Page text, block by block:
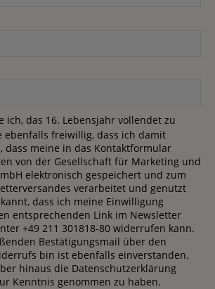
ich, das 16. Lebensjahr vollendet zu
ebenfalls freiwillig, dass ich damit
dass meine in das Kontaktformular
von der Gesellschaft für Marketing und
elektronisch gespeichert und zum
verarbeitet und genutzt
dass ich meine Einwilligung
entsprechenden Link im Newsletter
+49 211 301818-80 widerrufen kann.
Bestätigungsmail über den
bin ist ebenfalls einverstanden.
hinaus die Datenschutzerklärung
Kenntnis genommen zu haben.